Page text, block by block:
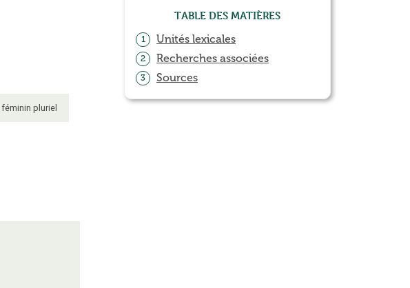
féminin pluriel
Table des matières
1 Unités lexicales
2 Recherches associées
3 Sources